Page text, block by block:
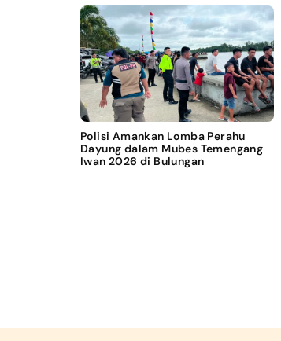
Polisi Amankan Lomba Perahu
Dayung dalam Mubes Temengang
Iwan 2026 di Bulungan